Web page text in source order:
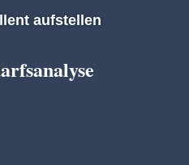
aufstellen